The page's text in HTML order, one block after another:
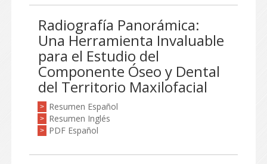
Radiografía Panorámica:
Una Herramienta Invaluable
para el Estudio del
Componente Óseo y Dental
del Territorio Maxilofacial
> Resumen Español
> Resumen Inglés
> PDF Español